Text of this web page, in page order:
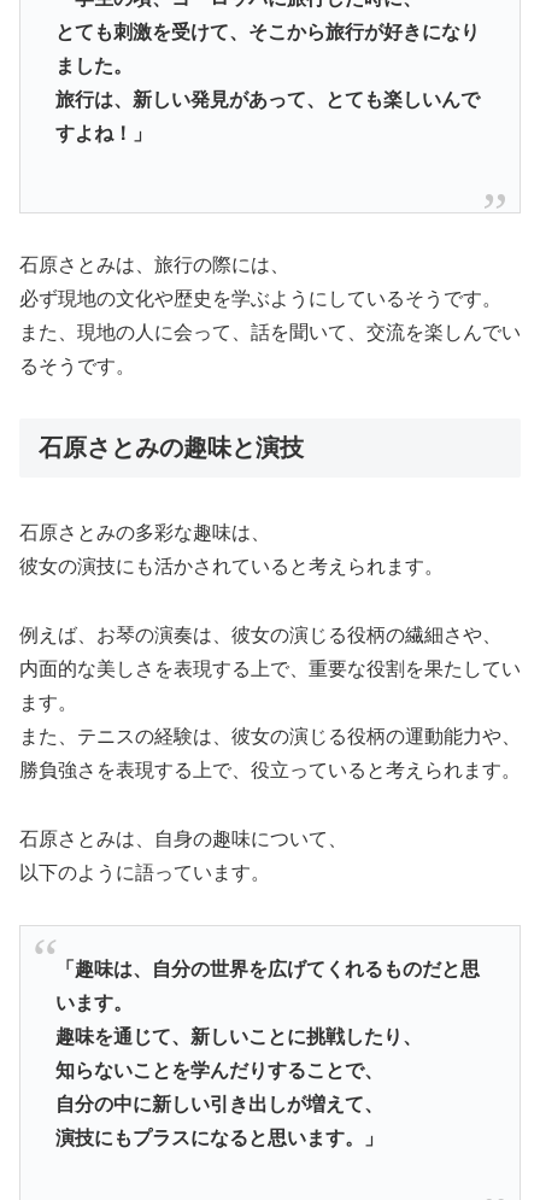
とても刺激を受けて、そこから旅行が好きになり
ました。
旅行は、新しい発見があって、とても楽しいんで
すよね！」
石原さとみは、旅行の際には、
必ず現地の文化や歴史を学ぶようにしているそうです。
また、現地の人に会って、話を聞いて、交流を楽しんでい
るそうです。
石原さとみの趣味と演技
石原さとみの多彩な趣味は、
彼女の演技にも活かされていると考えられます。
例えば、お琴の演奏は、彼女の演じる役柄の繊細さや、
内面的な美しさを表現する上で、重要な役割を果たしてい
ます。
また、テニスの経験は、彼女の演じる役柄の運動能力や、
勝負強さを表現する上で、役立っていると考えられます。
石原さとみは、自身の趣味について、
以下のように語っています。
「趣味は、自分の世界を広げてくれるものだと思
います。
趣味を通じて、新しいことに挑戦したり、
知らないことを学んだりすることで、
自分の中に新しい引き出しが増えて、
演技にもプラスになると思います。」